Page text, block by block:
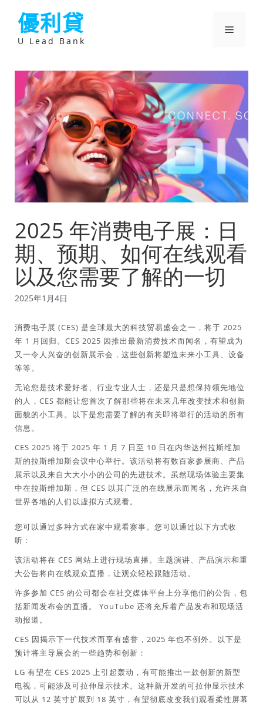
優利貸
U Lead Bank
選
2025 年消费电子展：日
期、预期、如何在线观看
以及您需要了解的一切
2025年1月4日
消费电子展 (CES) 是全球最大的科技贸易盛会之一，将于 2025
年 1 月回归。CES 2025 因推出最新消费技术而闻名，有望成为
又一令人兴奋的创新展示会，这些创新将塑造未来小工具、设备
等等。
无论您是技术爱好者、行业专业人士，还是只是想保持领先地位
的人，CES 都能让您首次了解那些将在未来几年改变技术和创新
面貌的小工具。以下是您需要了解的有关即将举行的活动的所有
信息。
CES 2025 将于 2025 年 1 月 7 日至 10 日在内华达州拉斯维加
斯的拉斯维加斯会议中心举行。该活动将有数百家参展商、产品
展示以及来自大大小小的公司的先进技术。虽然现场体验主要集
中在拉斯维加斯，但 CES 以其广泛的在线展示而闻名，允许来自
世界各地的人们以虚拟方式观看。
您可以通过多种方式在家中观看赛事。您可以通过以下方式收
听：
该活动将在 CES 网站上进行现场直播。主题演讲、产品演示和重
大公告将向在线观众直播，让观众轻松跟随活动。
许多参加 CES 的公司都会在社交媒体平台上分享他们的公告，包
括新闻发布会的直播。 YouTube 还将充斥着产品发布和现场活
动报道。
CES 因揭示下一代技术而享有盛誉，2025 年也不例外。以下是
预计将主导展会的一些趋势和创新：
LG 有望在 CES 2025 上引起轰动，有可能推出一款创新的新型
电视，可能涉及可拉伸显示技术。这种新开发的可拉伸显示技术
可以从 12 英寸扩展到 18 英寸，有望彻底改变我们观看柔性屏幕